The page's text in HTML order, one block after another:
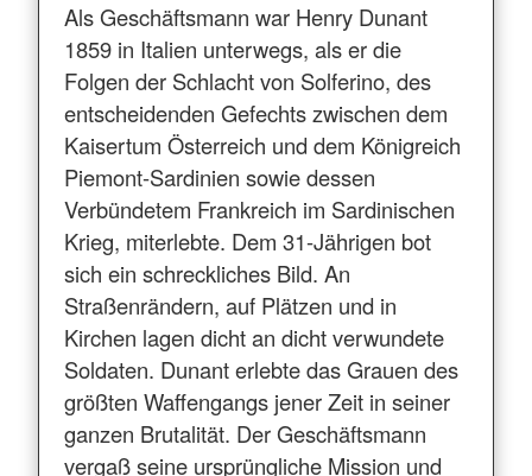
Als Geschäftsmann war Henry Dunant
1859 in Italien unterwegs, als er die
Folgen der Schlacht von Solferino, des
entscheidenden Gefechts zwischen dem
Kaisertum Österreich und dem Königreich
Piemont-Sardinien sowie dessen
Verbündetem Frankreich im Sardinischen
Krieg, miterlebte. Dem 31-Jährigen bot
sich ein schreckliches Bild. An
Straßenrändern, auf Plätzen und in
Kirchen lagen dicht an dicht verwundete
Soldaten. Dunant erlebte das Grauen des
größten Waffengangs jener Zeit in seiner
ganzen Brutalität. Der Geschäftsmann
vergaß seine ursprüngliche Mission und